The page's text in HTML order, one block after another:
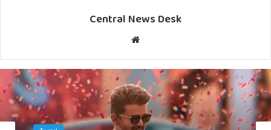
Central News Desk